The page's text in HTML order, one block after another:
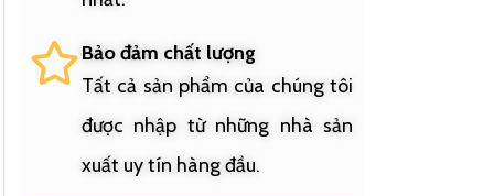
Bảo đảm chất lượng
Tất cả sản phẩm của chúng tôi
được nhập từ những nhà sản
xuất uy tín hàng đầu.